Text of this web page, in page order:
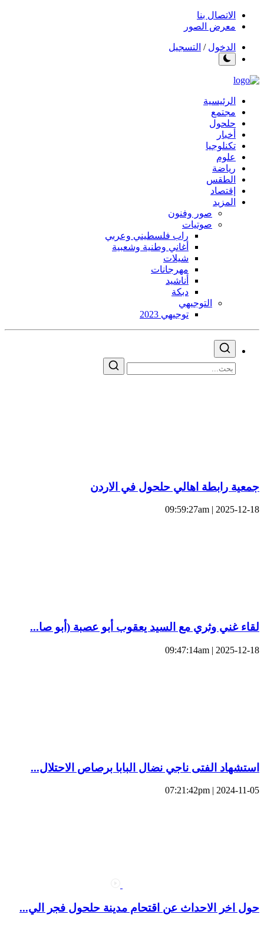
الاتصال بنا
معرض الصور
الدخول / التسجيل
الرئيسية
مجتمع
حلحول
أخبار
تكنلوجيا
علوم
رياضة
الطقس
إقتصاد
المزيد
صور وفنون
صوتيات
راب فلسطيني وعربي
أغاني وطنية وشعبية
شيلات
مهرجانات
أناشيد
دبكة
التوجيهي
توجيهي 2023
جمعية رابطة اهالي حلحول في الاردن
2025-12-18 | 09:59:27am
لقاء غني وثري مع السيد يعقوب أبو عصبة (أبو صا...
2025-12-18 | 09:47:14am
استشهاد الفتى ناجي نضال البابا برصاص الاحتلال...
2024-11-05 | 07:21:42pm
حول اخر الاحداث عن اقتحام مدينة حلحول فجر الي...